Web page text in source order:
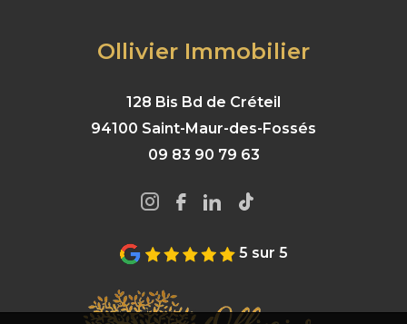
Ollivier Immobilier
128 Bis Bd de Créteil
94100 Saint-Maur-des-Fossés
09 83 90 79 63
5 sur 5